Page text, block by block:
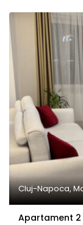
Cluj-Napoca,
Apartament